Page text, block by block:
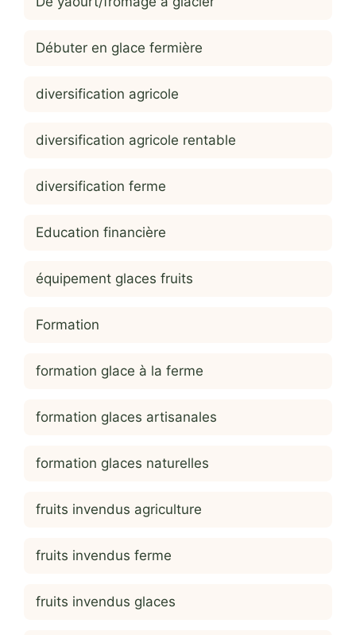
Débuter en glace fermière
diversification agricole
diversification agricole rentable
diversification ferme
Education financière
équipement glaces fruits
Formation
formation glace à la ferme
formation glaces artisanales
formation glaces naturelles
fruits invendus agriculture
fruits invendus ferme
fruits invendus glaces